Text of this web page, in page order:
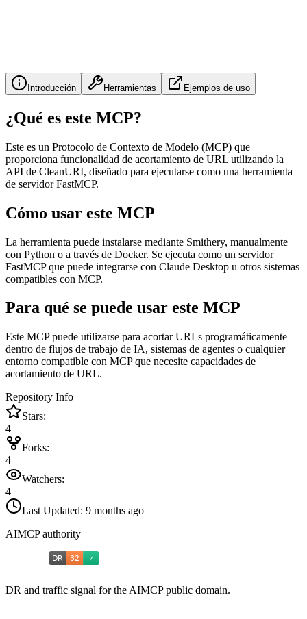
Introducción Herramientas Ejemplos de uso
¿Qué es este MCP?
Este es un Protocolo de Contexto de Modelo (MCP) que
proporciona funcionalidad de acortamiento de URL utilizando la
API de CleanURI, diseñado para ejecutarse como una herramienta
de servidor FastMCP.
Cómo usar este MCP
La herramienta puede instalarse mediante Smithery, manualmente
con Python o a través de Docker. Se ejecuta como un servidor
FastMCP que puede integrarse con Claude Desktop u otros sistemas
compatibles con MCP.
Para qué se puede usar este MCP
Este MCP puede utilizarse para acortar URLs programáticamente
dentro de flujos de trabajo de IA, sistemas de agentes o cualquier
entorno compatible con MCP que necesite capacidades de
acortamiento de URL.
Repository Info
Stars:
4
Forks:
4
Watchers:
4
Last Updated: 9 months ago
AIMCP authority
DR and traffic signal for the AIMCP public domain.